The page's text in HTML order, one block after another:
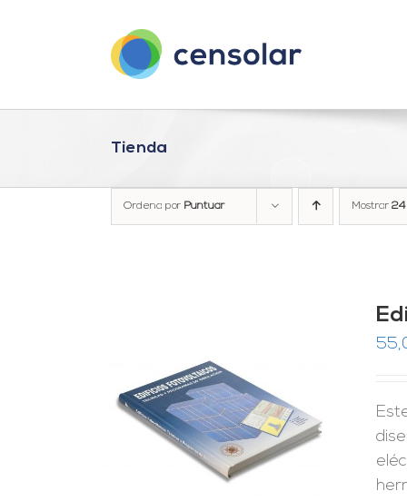
Tienda
Ordena por Puntuar Mostrar 24